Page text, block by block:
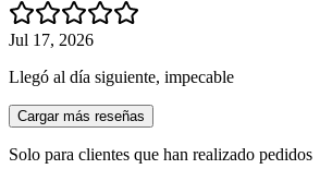
Jul 17, 2026
Llegó al día siguiente, impecable
Cargar más reseñas
Solo para clientes que han realizado pedidos